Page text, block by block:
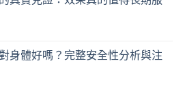
身體好嗎？完整安全性分析與注